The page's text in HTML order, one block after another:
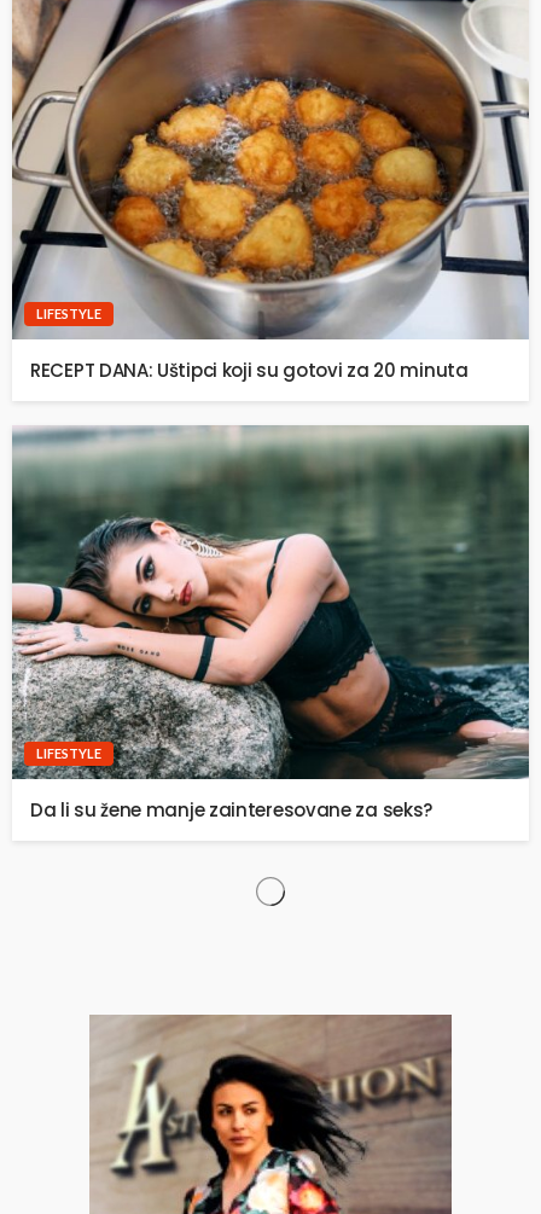
LIFESTYLE
RECEPT DANA: Uštipci koji su gotovi za 20 minuta
LIFESTYLE
Da li su žene manje zainteresovane za seks?